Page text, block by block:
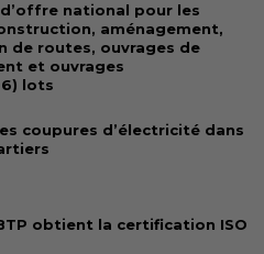
d’offre national pour les
aménagement,
de routes, ouvrages de
et ouvrages
lots
coupures d’électricité dans
BTP obtient la certification ISO